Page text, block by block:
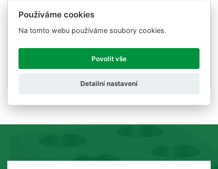
Obchodně-technický zástupce pro ČR a SK
Mobil: +420 727 840 999
Skype: servis.utilcell
Používáme cookies
Na tomto webu používáme soubory cookies.
Povolit vše
Detailní nastavení